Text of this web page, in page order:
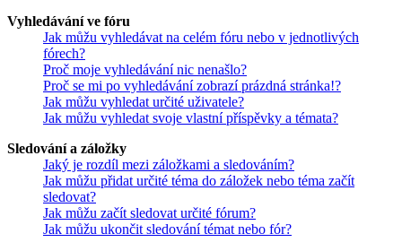
Vyhledávání ve fóru
Jak můžu vyhledávat na celém fóru nebo v jednotlivých
fórech?
Proč moje vyhledávání nic nenašlo?
Proč se mi po vyhledávání zobrazí prázdná stránka!?
Jak můžu vyhledat určité uživatele?
Jak můžu vyhledat svoje vlastní příspěvky a témata?
Sledování a záložky
Jaký je rozdíl mezi záložkami a sledováním?
Jak můžu přidat určité téma do záložek nebo téma začít
sledovat?
Jak můžu začít sledovat určité fórum?
Jak můžu ukončit sledování témat nebo fór?